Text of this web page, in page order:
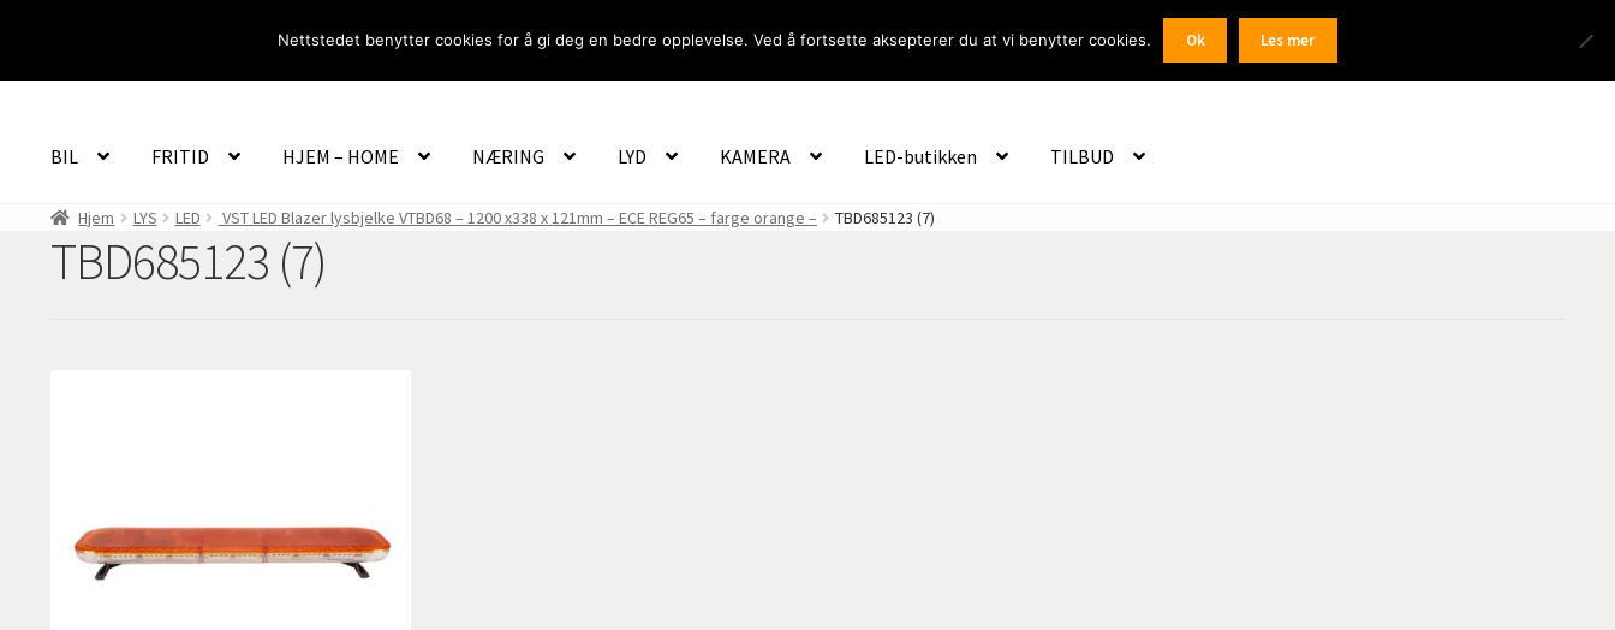
Om Oss Logg inn / Registrer
Products
search
BIL FRITID HJEM – HOME NÆRING LYD KAMERA LED-butikken TILBUD
Hjem LYS LED VST LED Blazer lysbjelke VTBD68 – 1200 x338 x 121mm – ECE REG65 – farge orange – TBD685123 (7)
TBD685123 (7)
Nettstedet benytter cookies for å gi deg en bedre opplevelse. Ved å fortsette aksepterer du at vi benytter cookies. Ok Les mer